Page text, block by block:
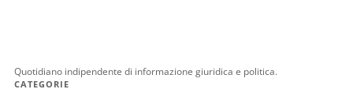
Quotidiano indipendente di informazione giuridica e politica.
CATEGORIE